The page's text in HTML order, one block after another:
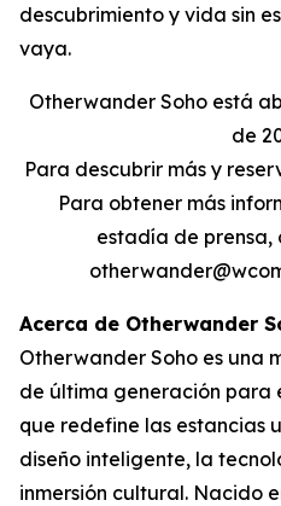
descubrimiento y vida sin
vaya.
Otherwander Soho está
de
Para descubrir más y
Para obtener más
estadía de prensa,
Acerca de Otherwander
Otherwander Soho es una
de última generación para
que redefine las estancias
diseño inteligente, la
inmersión cultural. Nacido